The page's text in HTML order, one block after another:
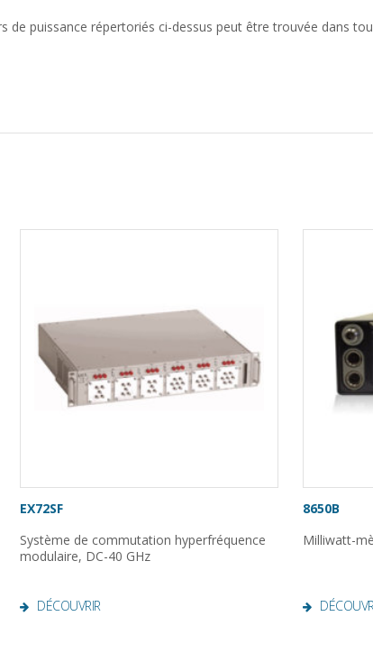
de puissance répertoriés ci-dessus peut être trouvée dans
EX72SF
Système de commutation hyperfréquence
modulaire, DC-40 GHz
DÉCOUVRIR
8650B
Milliwatt-